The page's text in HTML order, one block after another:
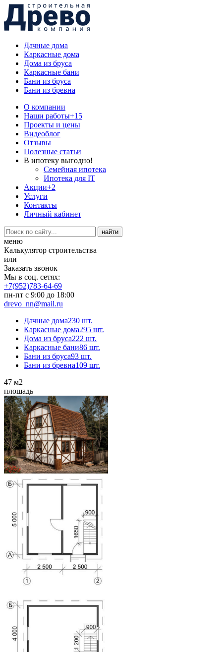
Дачные дома
Каркасные дома
Дома из бруса
Каркасные бани
Бани из бруса
Бани из бревна
О компании
Наши работы+15
Проекты и цены
Видеоблог
Отзывы
Полезные статьи
В ипотеку выгодно!
Семейная ипотека
Ипотека для IT
Акции+2
Услуги
Контакты
Личный кабинет
меню
Калькулятор строительства
или
Заказать звонок
Мы в соц. сетях:
+7(952)783-64-69
пн-пт с 9:00 до 18:00
drevo_nn@mail.ru
Дачные дома230 шт.
Каркасные дома295 шт.
Дома из бруса222 шт.
Каркасные бани86 шт.
Бани из бруса93 шт.
Бани из бревна109 шт.
47 м2
площадь